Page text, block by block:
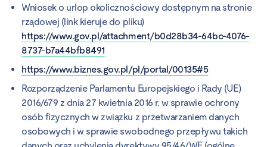
Wniosek o urlop okolicznościowy dostępnym na stronie
rządowej (link kieruje do pliku)
https://www.gov.pl/attachment/b0d28b34-64bc-4076-
8737-b7a44bfb8491
https://www.biznes.gov.pl/pl/portal/00135#5
Rozporządzenie Parlamentu Europejskiego i Rady (UE)
2016/679 z dnia 27 kwietnia 2016 r. w sprawie ochrony
osób fizycznych w związku z przetwarzaniem danych
osobowych i w sprawie swobodnego przepływu takich